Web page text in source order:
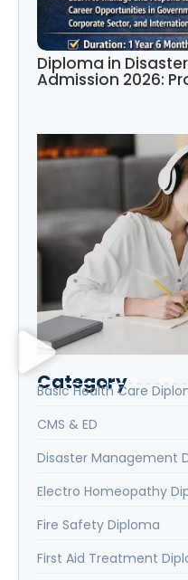
Diploma in
Admission 2026:
Category
Basic Health Care
CMS & ED
Disaster Management
Electro Homeopathy
Fire Safety Diploma
First Aid Treatment